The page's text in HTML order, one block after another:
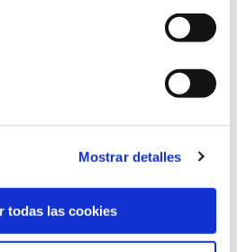
Mostrar detalles
todas las cookies
A Coruña
698 198 265